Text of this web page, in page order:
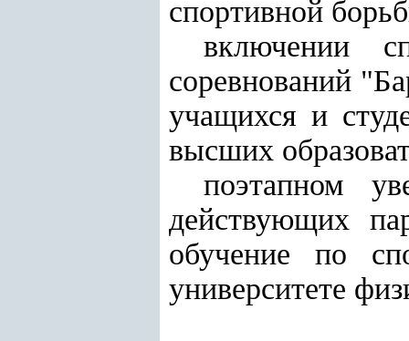
спортивной
включении
соревнований
учащихся и
высших
поэтапном
действующих
обучение по
университете